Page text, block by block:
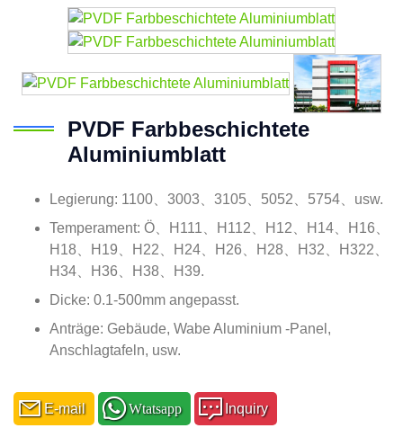
PVDF Farbbeschichtete
Aluminiumblatt
Legierung: 1100、3003、3105、5052、5754、usw.
Temperament: Ö、H111、H112、H12、H14、H16、
H18、H19、H22、H24、H26、H28、H32、H322、
H34、H36、H38、H39.
Dicke: 0.1-500mm angepasst.
Anträge: Gebäude, Wabe Aluminium -Panel,
Anschlagtafeln, usw.
E-mail Wtatsapp Inquiry